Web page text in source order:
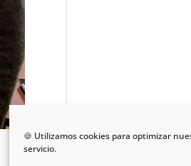
🍪 Utilizamos cookies para optimizar
servicio.